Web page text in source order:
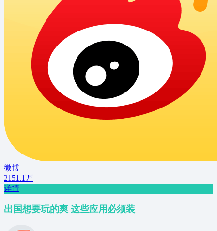
微博
2151.1万
详情
出国想要玩的爽 这些应用必须装